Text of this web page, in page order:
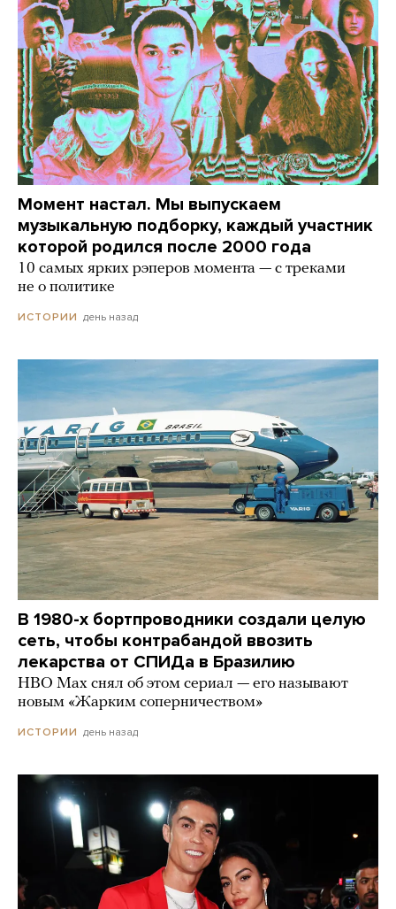
Момент настал. Мы выпускаем
музыкальную подборку, каждый участник
которой родился после 2000 года
10 самых ярких рэперов момента — с треками
не о политике
ИСТОРИИ день назад
В 1980-х бортпроводники создали целую
сеть, чтобы контрабандой ввозить
лекарства от СПИДа в Бразилию
HBO Max снял об этом сериал — его называют
новым «Жарким соперничеством»
ИСТОРИИ день назад